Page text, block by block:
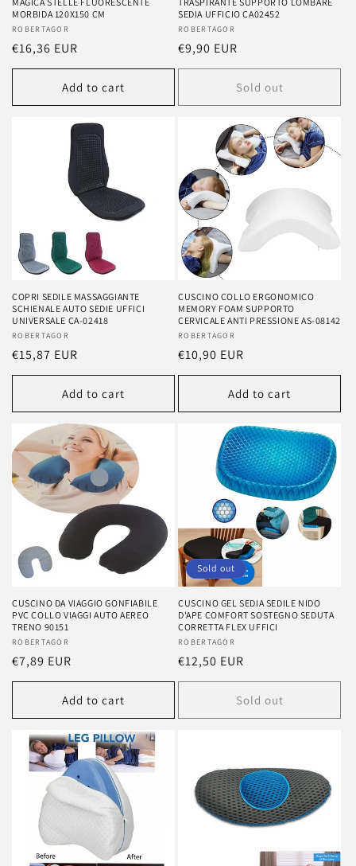
MORBIDA 120X150 CM
Vendor:
ROBERTAGOR
Regular
price
€16,36 EUR
Add to cart
SEDIA UFFICIO CA02452
Vendor:
ROBERTAGOR
Regular
price
€9,90 EUR
Sold out
COPRI SEDILE MASSAGGIANTE
SCHIENALE AUTO SEDIE UFFICI
UNIVERSALE CA-02418
Vendor:
ROBERTAGOR
Regular
price
€15,87 EUR
Add to cart
CUSCINO COLLO ERGONOMICO
MEMORY FOAM SUPPORTO
CERVICALE ANTI PRESSIONE AS-08142
Vendor:
ROBERTAGOR
Regular
price
€10,90 EUR
Add to cart
CUSCINO DA VIAGGIO GONFIABILE
PVC COLLO VIAGGI AUTO AEREO
TRENO 90151
Vendor:
ROBERTAGOR
Regular
price
€7,89 EUR
Add to cart
Sold out
CUSCINO GEL SEDIA SEDILE NIDO
D'APE COMFORT SOSTEGNO SEDUTA
CORRETTA FLEX UFFICI
Vendor:
ROBERTAGOR
Regular
price
€12,50 EUR
Sold out